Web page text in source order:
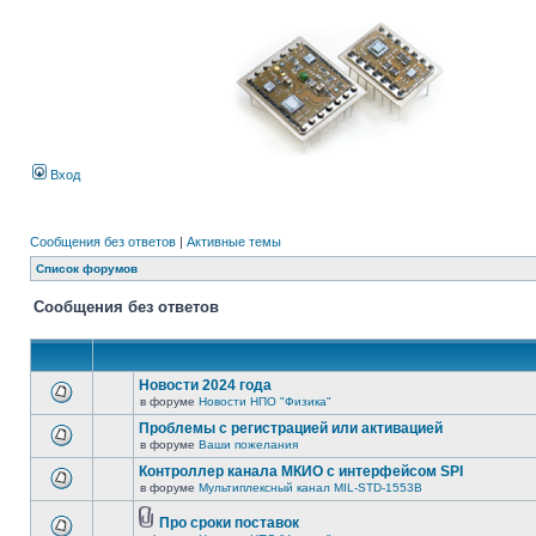
Вход
Сообщения без ответов | Активные темы
Список форумов
Сообщения без ответов
Новости 2024 года
в форуме Новости НПО "Физика"
Проблемы с регистрацией или активацией
в форуме Ваши пожелания
Контроллер канала МКИО с интерфейсом SPI
в форуме Мультиплексный канал MIL-STD-1553B
Про сроки поставок